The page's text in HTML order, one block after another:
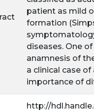
patient as mild
formation
diseases. One
anamnesis of
a clinical case
importance of
http://